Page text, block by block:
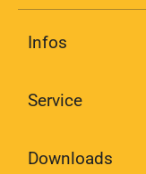
Infos
Service
Downloads